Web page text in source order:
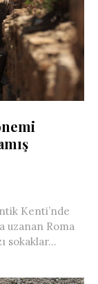
Kenti’nde
uzanan Roma
sokaklar...